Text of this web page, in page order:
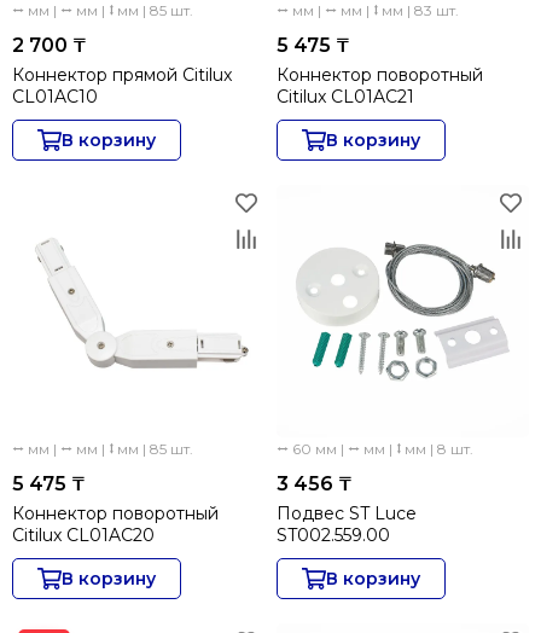
⭤ мм | ⭤ мм | ⭥ мм | 85 шт.
2 700 ₸
Коннектор прямой Citilux
CL01AC10
В корзину
⭤ мм | ⭤ мм | ⭥ мм | 83 шт.
5 475 ₸
Коннектор поворотный
Citilux CL01AC21
В корзину
⭤ мм | ⭤ мм | ⭥ мм | 85 шт.
5 475 ₸
Коннектор поворотный
Citilux CL01AC20
В корзину
⭤ 60 мм | ⭤ мм | ⭥ мм | 8 шт.
3 456 ₸
Подвес ST Luce
ST002.559.00
В корзину